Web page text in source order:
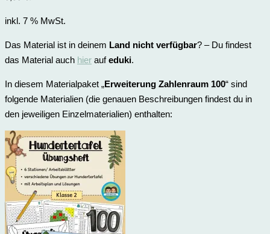
inkl. 7 % MwSt.
Das Material ist in deinem Land nicht verfügbar? – Du findest
das Material auch hier aufeduki.
In diesem Materialpaket „Erweiterung Zahlenraum 100“ sind
folgende Materialien (die genauen Beschreibungen findest du in
den jeweiligen Einzelmaterialien) enthalten: